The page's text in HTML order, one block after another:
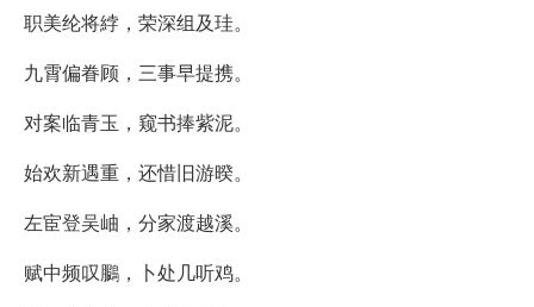
职美纶将綍，荣深组及珪。
九霄偏眷顾，三事早提携。
对案临青玉，窥书捧紫泥。
始欢新遇重，还惜旧游暌。
左宦登吴岫，分家渡越溪。
赋中频叹鵩，卜处几听鸡。